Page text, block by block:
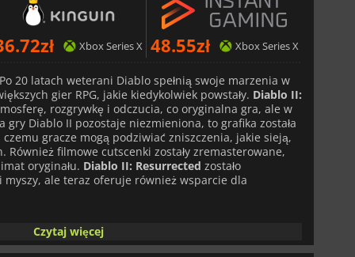
zł Xbox Series X 48.55zł Xbox Series X
20 latach weterani Diablo spełnią swoje marzenia w
gier RPG, jakie kiedykolwiek powstały. Diablo II:
rozgrywkę i odczucia, co oryginalna gra, ale w
gry Diablo II pozostaje niezmieniona, to grafika została
gracze mogą podziwiać zniszczenia, jakie sieją,
Również filmowe cutscenki zostały zremasterowane,
oryginału. Diablo II: Resurrected zostało
ale teraz oferuje również wsparcie dla
się dla tych, którzy dopiero poznają tę serię, w
gra oryginalna. Po pokonaniu Diablo, bohaterski
kamieniu duszy, który nosi we własnym ciele. To
Czytaj więcej